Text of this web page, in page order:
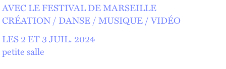
AVEC LE FESTIVAL DE MARSEILLE
CRÉATION
DANSE MUSIQUE VIDÉO
LES 2 ET3JUIL. 2024
petite salle